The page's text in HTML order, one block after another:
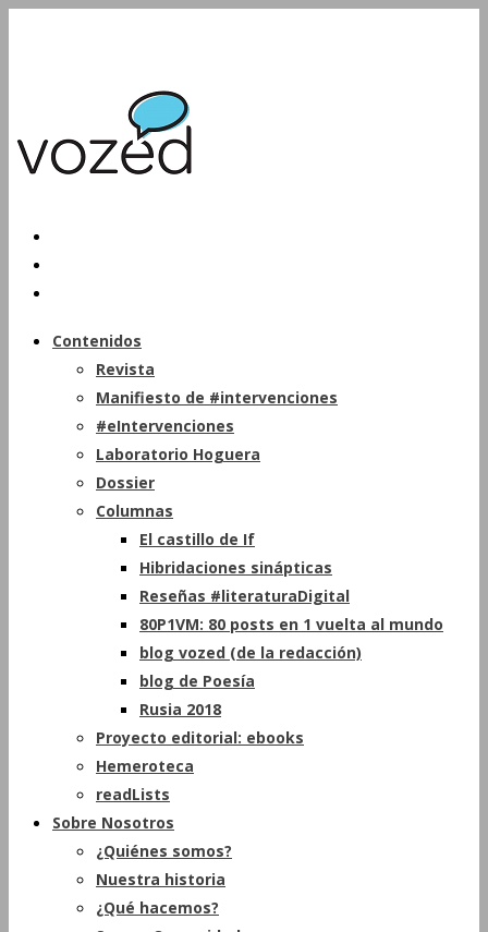
Contenidos
Revista
Manifiesto de #intervenciones
#eIntervenciones
Laboratorio Hoguera
Dossier
Columnas
El castillo de If
Hibridaciones sinápticas
Reseñas #literaturaDigital
80P1VM: 80 posts en 1 vuelta al mundo
blog vozed (de la redacción)
blog de Poesía
Rusia 2018
Proyecto editorial: ebooks
Hemeroteca
readLists
Sobre Nosotros
¿Quiénes somos?
Nuestra historia
¿Qué hacemos?